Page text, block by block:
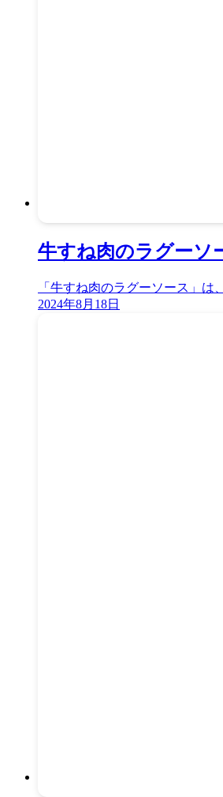
牛すね肉のラグーソ
「牛すね肉のラグーソース」
2024年8月18日